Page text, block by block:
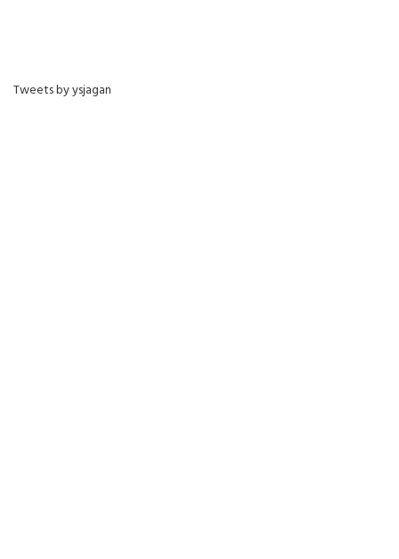
Tweets by ysjagan